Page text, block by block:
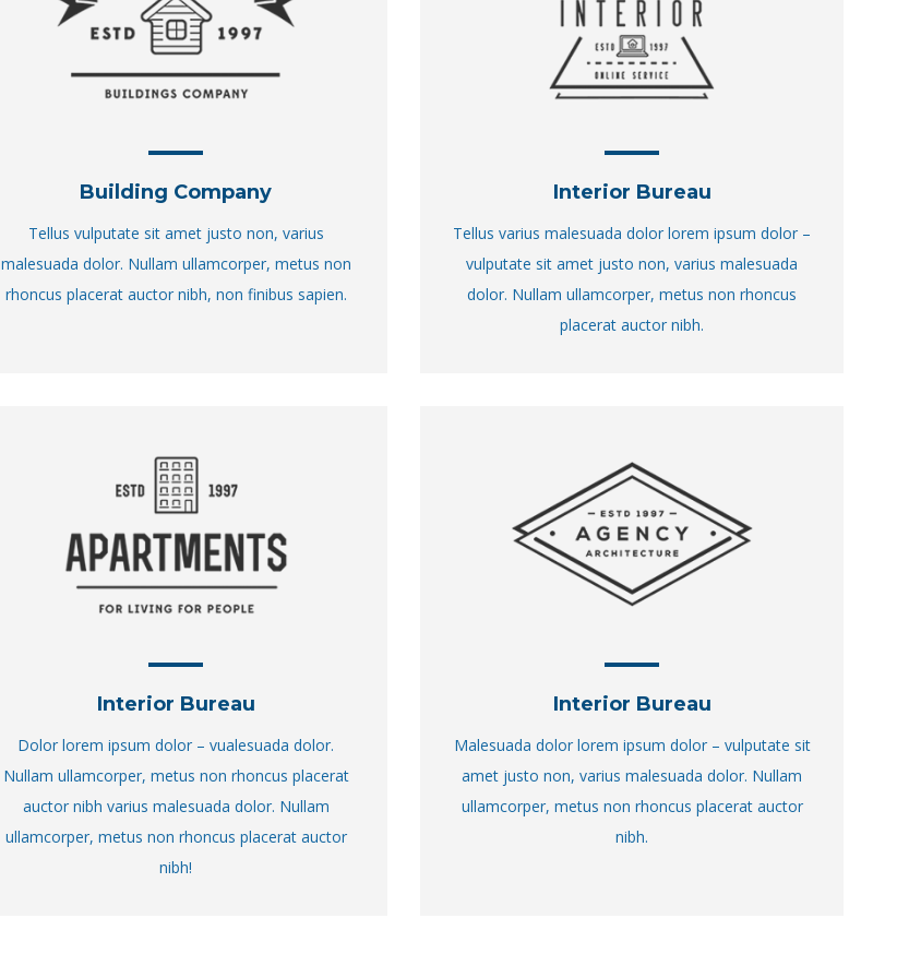
Building Company
Tellus vulputate sit amet justo non, varius
malesuada dolor. Nullam ullamcorper, metus non
rhoncus placerat auctor nibh, non finibus sapien.
Interior Bureau
Tellus varius malesuada dolor lorem ipsum dolor –
vulputate sit amet justo non, varius malesuada
dolor. Nullam ullamcorper, metus non rhoncus
placerat auctor nibh.
Interior Bureau
Dolor lorem ipsum dolor – vualesuada dolor.
Nullam ullamcorper, metus non rhoncus placerat
auctor nibh varius malesuada dolor. Nullam
ullamcorper, metus non rhoncus placerat auctor
nibh!
Interior Bureau
Malesuada dolor lorem ipsum dolor – vulputate sit
amet justo non, varius malesuada dolor. Nullam
ullamcorper, metus non rhoncus placerat auctor
nibh.